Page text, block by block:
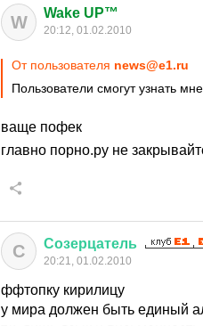
W Wake UP™
20:12, 01.02.2010
От пользователя news@e1.ru
Пользователи смогут узнать
ваще пофек
главно порно.ру не
С Созерцатель
20:21, 01.02.2010
ффтопку кирилицу
у мира должен быть единый